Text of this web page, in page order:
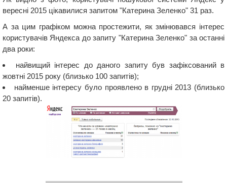
вересні 2015 цікавилися запитом "Катерина Зеленко" 31 раз.
А за цим графіком можна простежити, як змінювався інтерес
користувачів Яндекса до запиту "Катерина Зеленко" за останні
два роки:
найвищий інтерес до даного запиту був зафіксований в
жовтні 2015 року (близько 100 запитів);
найменше інтересу було проявлено в грудні 2013 (близько
20 запитів).